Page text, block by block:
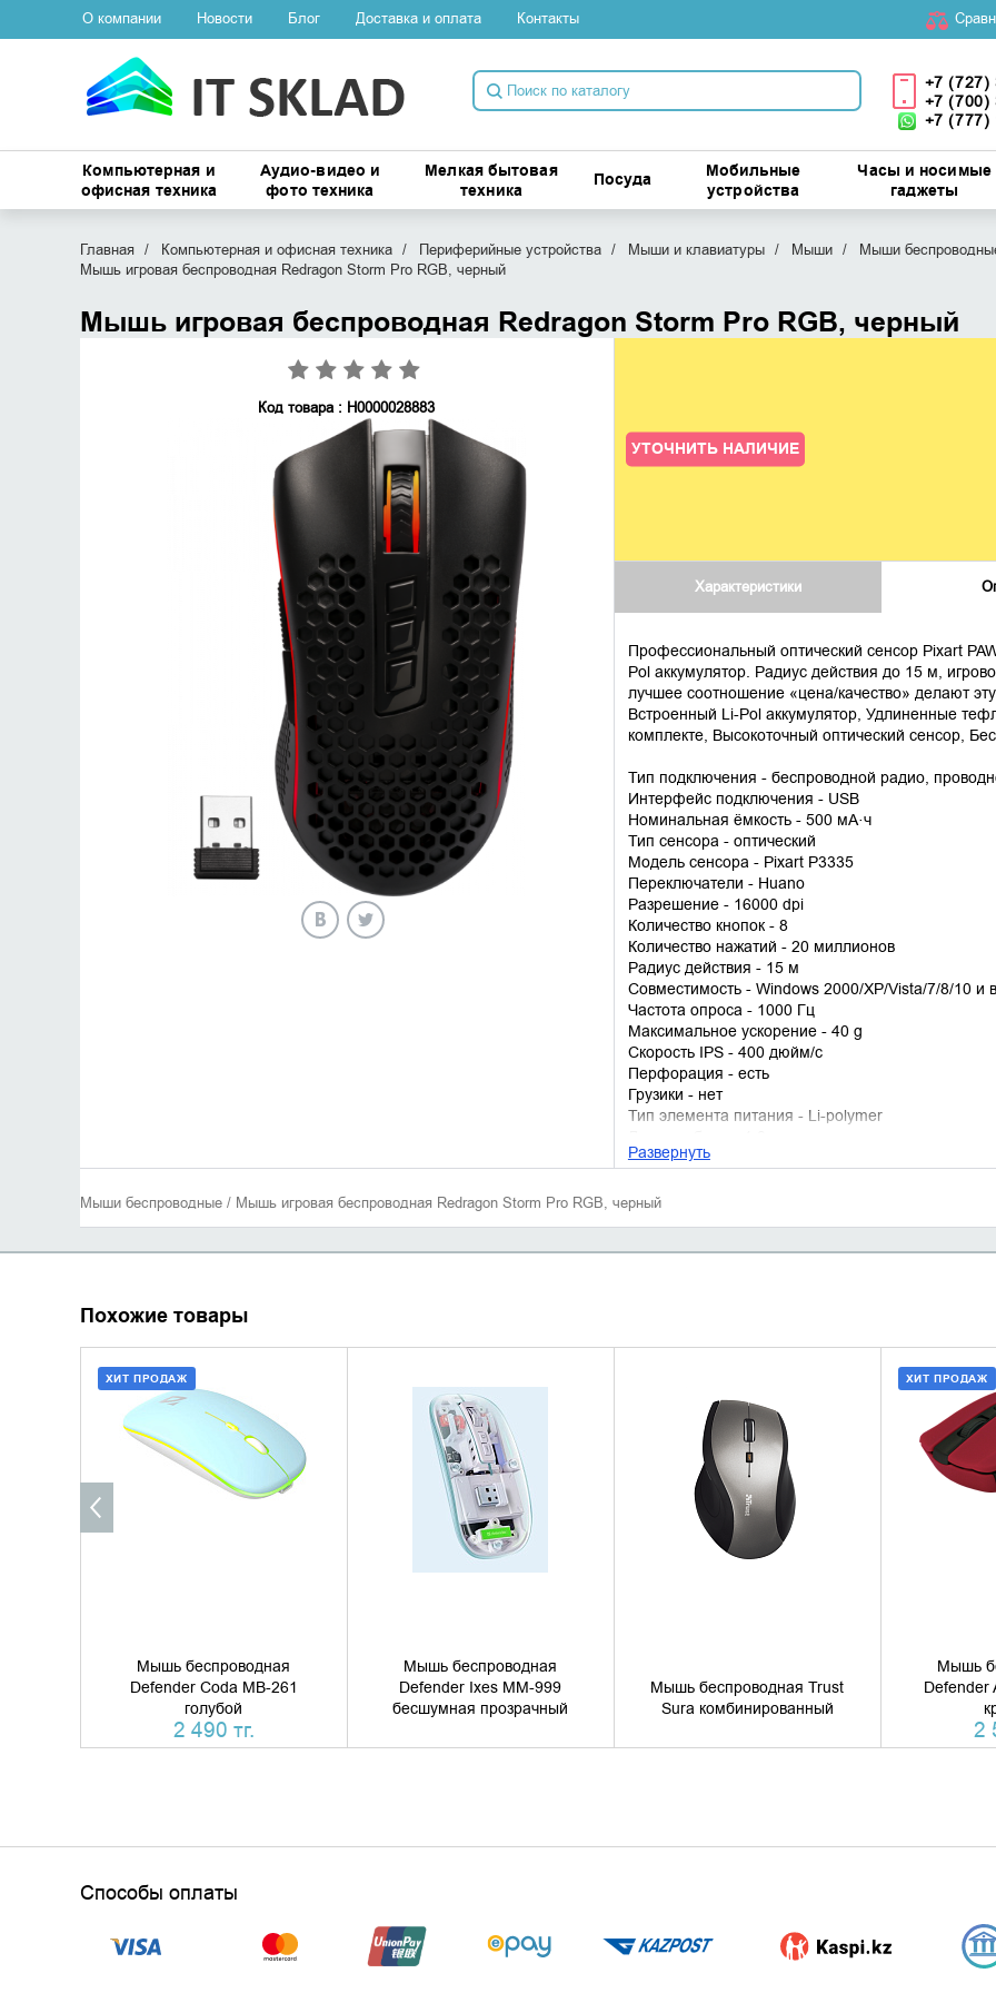
О компании Новости Блог Доставка и оплата Контакты
+7 (727)
+7 (700)
+7 (777)
Компьютерная и
офисная техника
Аудио-видео и
фото техника
Мелкая бытовая
техника
Посуда
Мобильные
устройства
Часы и носимые
гаджеты
Главная Компьютерная и офисная техника Периферийные устройства Мыши и клавиатуры Мыши
Мыши
Мышь игровая беспроводная Redragon Storm Pro RGB, черный
Мышь игровая беспроводная Redragon Storm Pro RGB, черный
Код товара : Н0000028883
УТОЧНИТЬ НАЛИЧИЕ
Характеристики
Профессиональный оптический сенсор Pixart
Pol аккумулятор. Радиус действия до 15 м,
лучшее соотношение «цена/качество» делают
Встроенный Li-Pol аккумулятор, Удлиненные
комплекте, Высокоточный оптический сенсор,
Тип подключения - беспроводной радио,
Интерфейс подключения - USB
Номинальная ёмкость - 500 мА·ч
Тип сенсора - оптический
Модель сенсора - Pixart P3335
Переключатели - Huano
Разрешение - 16000 dpi
Количество кнопок - 8
Количество нажатий - 20 миллионов
Радиус действия - 15 м
Совместимость - Windows 2000/XP/Vista/7/8/10 и
Частота опроса - 1000 Гц
Максимальное ускорение - 40 g
Скорость IPS - 400 дюйм/с
Перфорация - есть
Грузики - нет
Тип элемента питания - Li-polymer
Развернуть
Мыши беспроводные / Мышь игровая беспроводная Redragon Storm Pro RGB, черный
Похожие товары
Мышь беспроводная
Defender Coda MB-261
голубой
2 490 тг.
ХИТ ПРОДАЖ
ДОБАВИТЬ В КОРЗИНУ
КУПИТЬ В 1 КЛИК
Мышь беспроводная
Defender Ixes MM-999
бесшумная прозрачный
УТОЧНИТЬ НАЛИЧИЕ
Мышь беспроводная Trust
Sura комбинированный
УТОЧНИТЬ НАЛИЧИЕ
Мышь
Defender
2
ХИТ ПРОДАЖ
Способы оплаты